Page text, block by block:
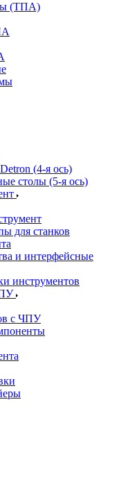
(ТПА)
(4-я ось)
столы (5-я ось)
для станков
и интерфейсные
инструментов
с ЧПУ